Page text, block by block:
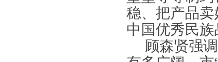
稳、把产品
中国优秀民
顾森贤强